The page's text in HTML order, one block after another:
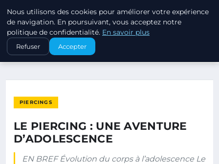
PIERCINGS ET PLUGS
ACCUEIL
PIERCINGS
LE PIERCING : UNE AVENTURE D’ADOLESCENCE
PIERCINGS
LE PIERCING : UNE AVENTURE
D’ADOLESCENCE
EN BREF Évolution du corps à l’adolescence Le
Nous utilisons des cookies pour améliorer votre expérience
de navigation. En poursuivant, vous acceptez notre
politique de confidentialité. En savoir plus
Refuser Accepter